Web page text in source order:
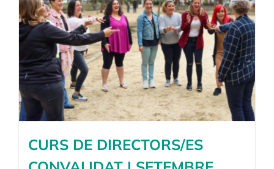
CURS DE DIRECTORS/ES